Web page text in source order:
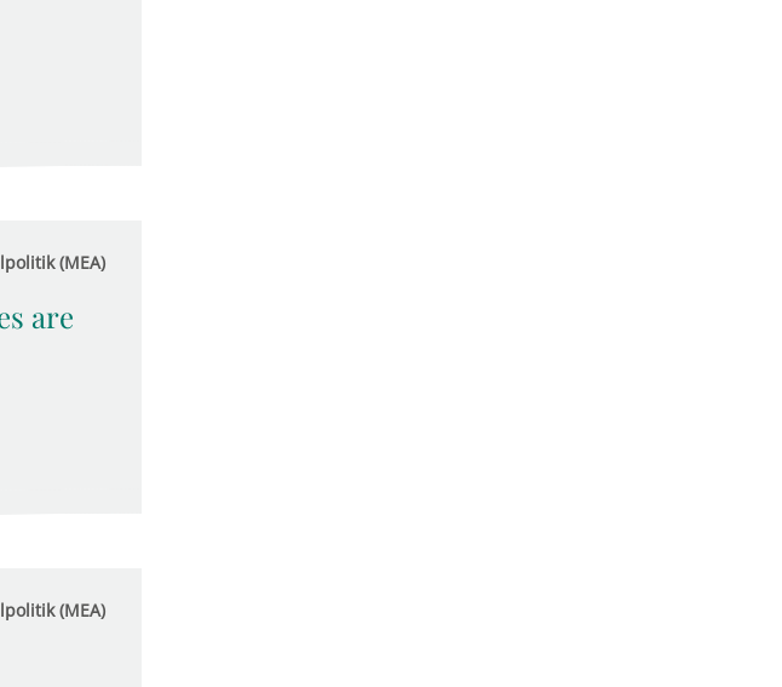
(MEA)
are
(MEA)